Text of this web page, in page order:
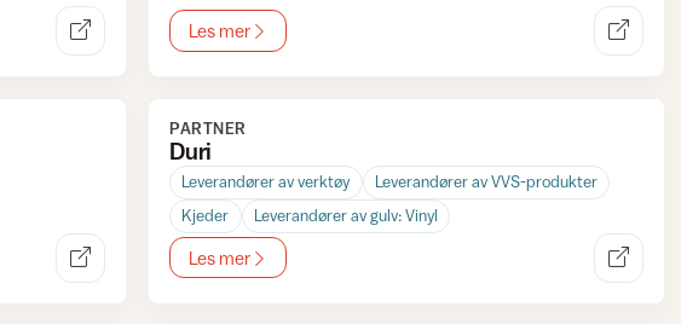
Les mer
PARTNER
Duri
Leverandører av verktøy
Leverandører av VVS-produkter
Kjeder
Leverandører av gulv: Vinyl
Les mer